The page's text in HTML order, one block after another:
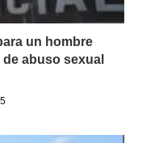
un hombre
abuso sexual